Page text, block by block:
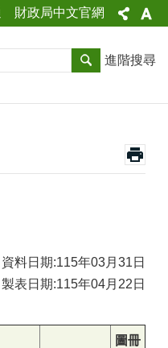
財政局中文官網
進階搜尋
資料日期:115年03月31日
製表日期:115年04月22日
圖冊